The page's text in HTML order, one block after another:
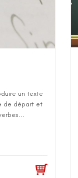
un texte
de départ et